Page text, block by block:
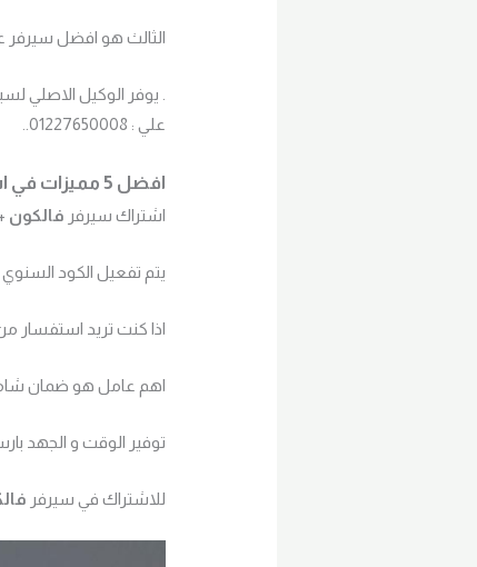
الثالث هو افضل سيرفر
. يوفر الوكيل الاصلي
علي : 01227650008..
افضل 5 مميزات في اسعار اشتراك فالكون من الموزع المعتمد
اشتراك سيرفر فالكون
يتم تفعيل الكود
اذا كنت تريد استفسار
اهم عامل هو ضمان
توفير الوقت و الجهد
للاشتراك في سيرفر